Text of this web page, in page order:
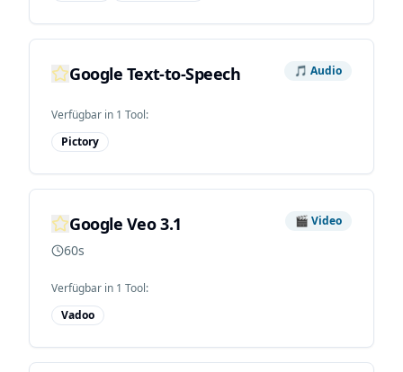
Google Text-to-Speech 🎵 Audio
Verfügbar in 1 Tool:
Pictory
Google Veo 3.1 🎬 Video
60s
Verfügbar in 1 Tool:
Vadoo